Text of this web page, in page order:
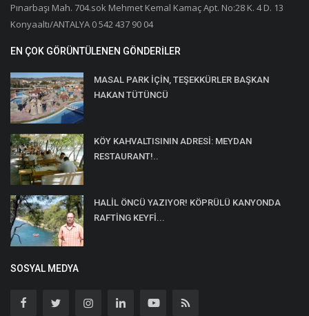
Pınarbaşı Mah. 704.sok Mehmet Kemal Kamaç Apt. No:28 K. 4 D. 13
Konyaaltı/ANTALYA 0 542 437 90 04
EN ÇOK GÖRÜNTÜLENEN GÖNDERILER
MASAL PARK İÇİN, TEŞEKKÜRLER BAŞKAN
HAKAN TÜTÜNCÜ
KÖY KAHVALTISININ ADRESİ: MEYDAN
RESTAURANT!..
HALİL ÖNCÜ YAZIYOR! KÖPRÜLÜ KANYONDA
RAFTİNG KEYFİ...
SOSYAL MEDYA